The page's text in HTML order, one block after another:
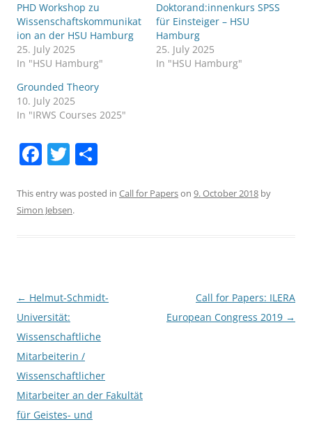
PHD Workshop zu
Wissenschaftskommunikat
ion an der HSU Hamburg
25. July 2025
In "HSU Hamburg"
Doktorand:innenkurs SPSS
für Einsteiger – HSU
Hamburg
25. July 2025
In "HSU Hamburg"
Grounded Theory
10. July 2025
In "IRWS Courses 2025"
F
c
e
o
k
T
itt
er
ar
This entry was posted in Call for Paperson 9. October 2018 by
Simon Jebsen.
Post
navigation
← Helmut-Schmidt-
Universität:
Wissenschaftliche
Mitarbeiterin /
Wissenschaftlicher
Mitarbeiter an der Fakultät
für Geistes- und
Call for Papers: ILERA
European Congress 2019 →